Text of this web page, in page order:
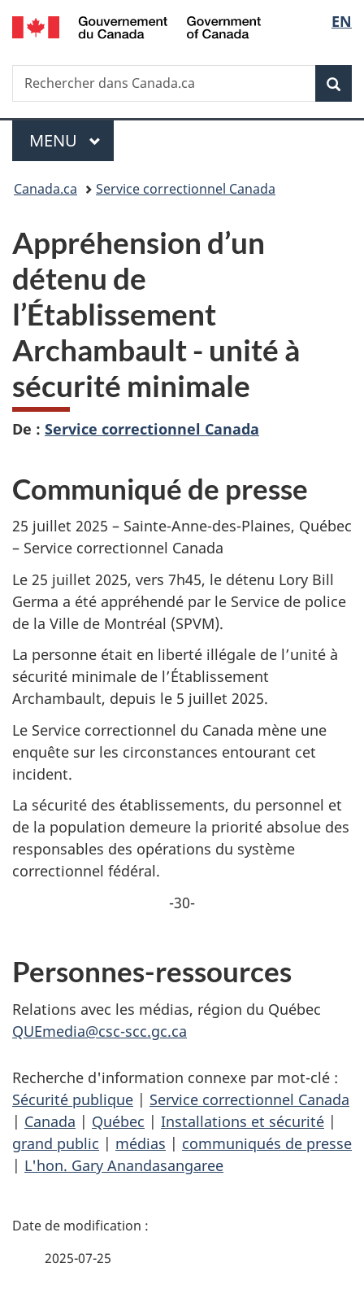
Passer
au
principal
Passer
à
Au
du
Passer
à
version
simplifiée
de
la
EN
Recherche
Rechercher
dans
Menu
MENU PRINCIPAL
Vous
ici :
Canada.ca Service correctionnel Canada
Appréhension d’un
détenu de
l’Établissement
Archambault - unité à
sécurité minimale
De : Service correctionnel Canada
Communiqué de presse
25 juillet 2025 – Sainte-Anne-des-Plaines, Québec
– Service correctionnel Canada
Le 25 juillet 2025, vers 7h45, le détenu Lory Bill
Germa a été appréhendé par le Service de police
de la Ville de Montréal (SPVM).
La personne était en liberté illégale de l’unité à
sécurité minimale de l’Établissement
Archambault, depuis le 5 juillet 2025.
Le Service correctionnel du Canada mène une
enquête sur les circonstances entourant cet
incident.
La sécurité des établissements, du personnel et
de la population demeure la priorité absolue des
responsables des opérations du système
correctionnel fédéral.
-30-
Personnes-ressources
Relations avec les médias, région du Québec
QUEmedia@csc-scc.gc.ca
Recherche d'information connexe par mot-clé :
Sécurité publique | Service correctionnel Canada
| Canada | Québec | Installations et sécurité |
grand public | médias | communiqués de presse
| L'hon. Gary Anandasangaree
D
2025-07-25